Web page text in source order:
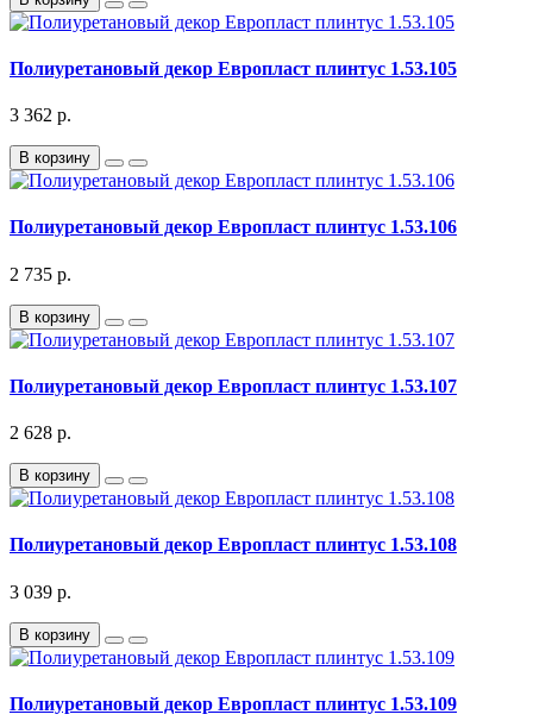
Полиуретановый декор Европласт плинтус 1.53.105
3 362 р.
В корзину
Полиуретановый декор Европласт плинтус 1.53.106
2 735 р.
В корзину
Полиуретановый декор Европласт плинтус 1.53.107
2 628 р.
В корзину
Полиуретановый декор Европласт плинтус 1.53.108
3 039 р.
В корзину
Полиуретановый декор Европласт плинтус 1.53.109